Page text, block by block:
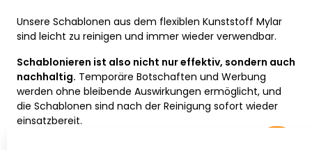
Unsere Schablonen aus dem flexiblen Kunststoff Mylar
sind leicht zu reinigen und immer wieder verwendbar.
Schablonieren ist also nicht nur effektiv, sondern auch
nachhaltig. Temporäre Botschaften und Werbung
werden ohne bleibende Auswirkungen ermöglicht, und
die Schablonen sind nach der Reinigung sofort wieder
einsatzbereit.